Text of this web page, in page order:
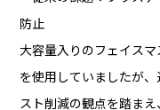
防止
大容量入りのフェイス
を使用していましたが
スト削減の観点を踏ま